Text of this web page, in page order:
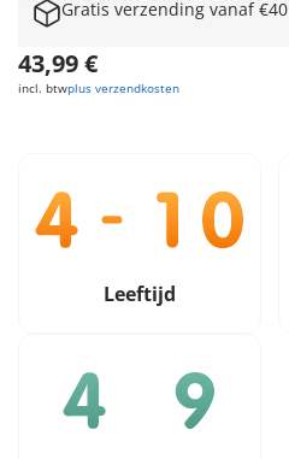
Gratis verzending vanaf €40
43,99 €
incl. btwplus verzendkosten
Leeftijd